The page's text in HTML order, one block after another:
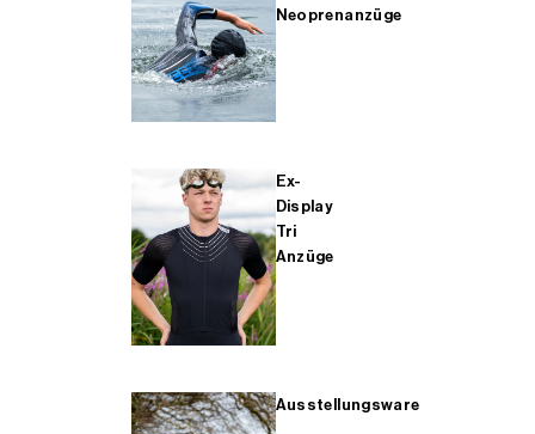
Neoprenanzüge
Ex-
Display
Tri
Anzüge
Ausstellungsware